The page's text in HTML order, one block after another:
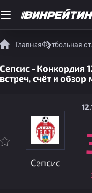
ГлавнаяФутбольная
Сепсис - Конкордия
встреч, счёт и обзор
Сепсис